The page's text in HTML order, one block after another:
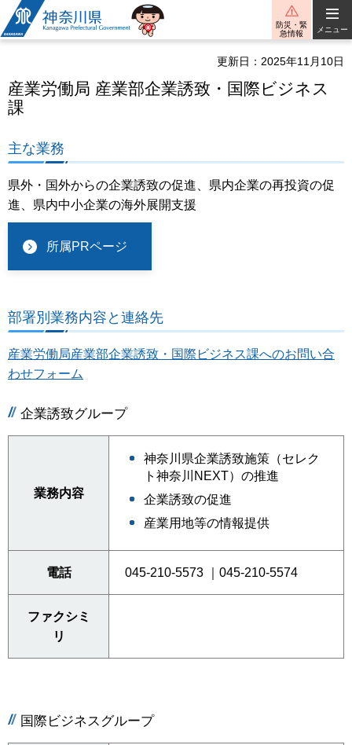
神奈川県
防災・緊
急情報
メニュー
更新日：2025年11月10日
産業労働局 産業部企業誘致・国際ビジネス
課
主な業務
県外・国外からの企業誘致の促進、県内企業の再投資の促
進、県内中小企業の海外展開支援
所属PRページ
部署別業務内容と連絡先
産業労働局産業部企業誘致・国際ビジネス課へのお問い合
わせフォーム
企業誘致グループ
業務内容
神奈川県企業誘致施策（セレク
ト神奈川NEXT）の推進
企業誘致の促進
産業用地等の情報提供
電話 045-210-5573 ｜045-210-5574
ファクシミ
リ
国際ビジネスグループ